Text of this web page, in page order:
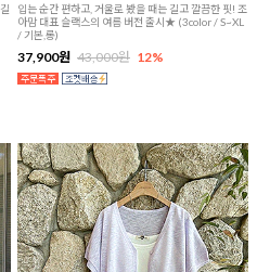
입는 순간 편하고, 거울로 봤을 때는 길고 깔끔한 핏! 조
아맘 대표 슬랙스의 여름 버전 출시★ (3color / S~XL
/ 기본,롱)
37,900원 43,000원 12%